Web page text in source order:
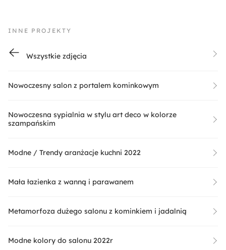
INNE PROJEKTY
Wszystkie zdjęcia
Nowoczesny salon z portalem kominkowym
Nowoczesna sypialnia w stylu art deco w kolorze
szampańskim
Modne / Trendy aranżacje kuchni 2022
Mała łazienka z wanną i parawanem
Metamorfoza dużego salonu z kominkiem i jadalnią
Modne kolory do salonu 2022r